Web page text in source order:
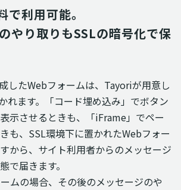
で利用可能。
やり取りもSSLの暗号化で保
したWebフォームは、Tayoriが用意し
れます。「コード埋め込み」でボタン
示させるときも、「iFrame」でペー
も、SSL環境下に置かれたWebフォー
から、サイト利用者からのメッセージ
で届きます。
ムの場合、その後のメッセージのや